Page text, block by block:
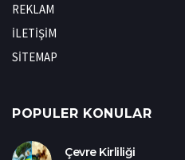
REKLAM
İLETİŞİM
SİTEMAP
POPULER KONULAR
Çevre Kirliliği